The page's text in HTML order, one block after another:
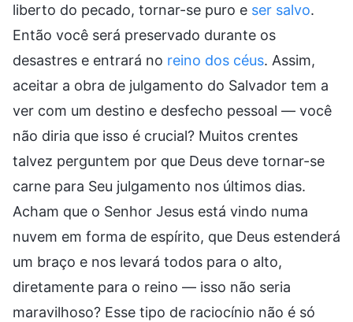
liberto do pecado, tornar-se puro e ser salvo.
Então você será preservado durante os
desastres e entrará no reino dos céus. Assim,
aceitar a obra de julgamento do Salvador tem a
ver com um destino e desfecho pessoal — você
não diria que isso é crucial? Muitos crentes
talvez perguntem por que Deus deve tornar-se
carne para Seu julgamento nos últimos dias.
Acham que o Senhor Jesus está vindo numa
nuvem em forma de espírito, que Deus estenderá
um braço e nos levará todos para o alto,
diretamente para o reino — isso não seria
maravilhoso? Esse tipo de raciocínio não é só